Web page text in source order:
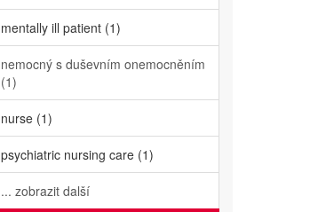
mentally ill patient (1)
nemocný s duševním onemocněním
(1)
nurse (1)
psychiatric nursing care (1)
... zobrazit další